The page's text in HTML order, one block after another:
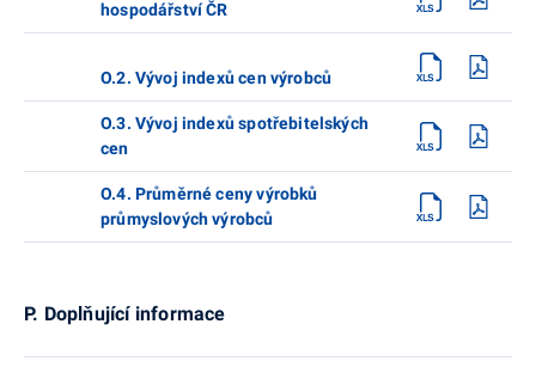
hospodářství ČR
O.2. Vývoj indexů cen výrobců
O.3. Vývoj indexů spotřebitelských
cen
O.4. Průměrné ceny výrobků
průmyslových výrobců
P. Doplňující informace